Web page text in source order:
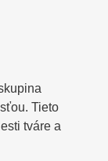
Tieto
tváre a